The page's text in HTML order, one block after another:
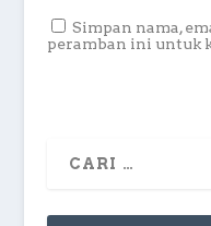
Simpan nama,
peramban ini untuk